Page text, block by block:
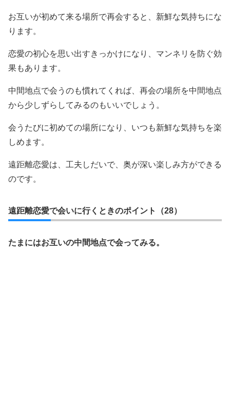
お互いが初めて来る場所で再会すると、新鮮な気持ちにな
ります。
恋愛の初心を思い出すきっかけになり、マンネリを防ぐ効
果もあります。
中間地点で会うのも慣れてくれば、再会の場所を中間地点
から少しずらしてみるのもいいでしょう。
会うたびに初めての場所になり、いつも新鮮な気持ちを楽
しめます。
遠距離恋愛は、工夫しだいで、奥が深い楽しみ方ができる
のです。
遠距離恋愛で会いに行くときのポイント（28）
たまにはお互いの中間地点で会ってみる。